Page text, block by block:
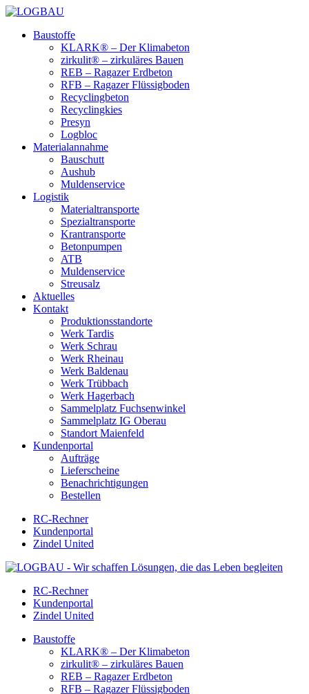
Baustoffe
KLARK® – Der Klimabeton
zirkulit® – zirkuläres Bauen
REB – Ragazer Erdbeton
RFB – Ragazer Flüssigboden
Recyclingbeton
Recyclingkies
Presyn
Logbloc
Materialannahme
Bauschutt
Aushub
Muldenservice
Logistik
Materialtransporte
Spezialtransporte
Krantransporte
Betonpumpen
ATB
Muldenservice
Streusalz
Aktuelles
Kontakt
Produktionsstandorte
Werk Tardis
Werk Schrau
Werk Rheinau
Werk Baldenau
Werk Trübbach
Werk Hagerbach
Sammelplatz Fuchsenwinkel
Sammelplatz IG Oberau
Standort Maienfeld
Kundenportal
Aufträge
Lieferscheine
Benachrichtigungen
Bestellen
RC-Rechner
Kundenportal
Zindel United
RC-Rechner
Kundenportal
Zindel United
Baustoffe
KLARK® – Der Klimabeton
zirkulit® – zirkuläres Bauen
REB – Ragazer Erdbeton
RFB – Ragazer Flüssigboden